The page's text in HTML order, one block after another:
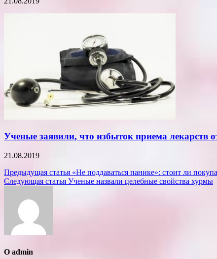
Ученые заявили, что избыток приема лекарств
21.08.2019
Навигация
по
записям
Предыдущая статья «Не поддаваться панике»: стоит ли
Следующая статья Ученые назвали целебные свойства хурмы
О admin